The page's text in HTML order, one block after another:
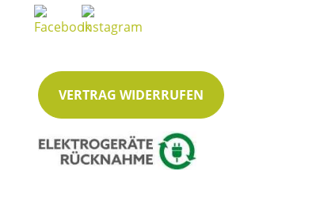
VERTRAG WIDERRUFEN